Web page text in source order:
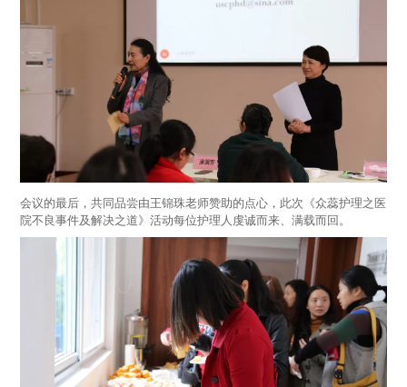
会议的最后，共同品尝由王锦珠老师赞助的点心，此次《众蕊护理之医
院不良事件及解决之道》活动每位护理人虔诚而来、满载而回。